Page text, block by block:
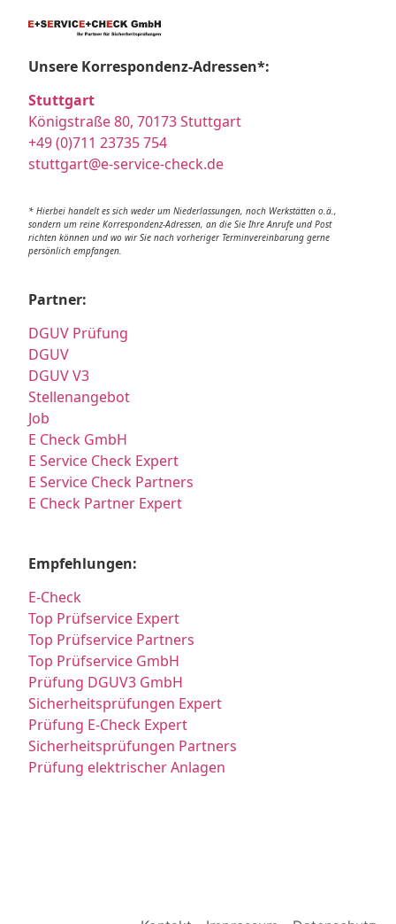
Unsere Korrespondenz-Adressen*:
Stuttgart
Königstraße 80, 70173 Stuttgart
+49 (0)711 23735 754
stuttgart@e-service-check.de
* Hierbei handelt es sich weder um Niederlassungen, noch Werkstätten o.ä.,
sondern um reine Korrespondenz-Adressen, an die Sie Ihre Anrufe und Post
richten können und wo wir Sie nach vorheriger Terminvereinbarung gerne
persönlich empfangen.
Partner:
DGUV Prüfung
DGUV
DGUV V3
Stellenangebot
Job
E Check GmbH
E Service Check Expert
E Service Check Partners
E Check Partner Expert
Empfehlungen:
E-Check
Top Prüfservice Expert
Top Prüfservice Partners
Top Prüfservice GmbH
Prüfung DGUV3 GmbH
Sicherheitsprüfungen Expert
Prüfung E-Check Expert
Sicherheitsprüfungen Partners
Prüfung elektrischer Anlagen